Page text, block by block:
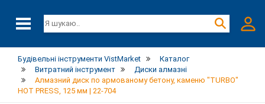
Будівельні інструменти VistMarket
Каталог
Витратний інструмент
Диски алмазні
Алмазний диск по армованому бетону, каменю "TURBO"
HOT PRESS, 125 мм | 22-704